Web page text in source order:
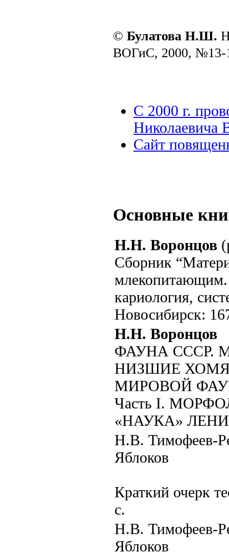
© Булатова Н.Ш.
ВОГиС, 2000, №13-
C 2000 г.
Николаевича
Сайт
Основные
Н.Н. Воронцов
Сборник
кариология,
Новосибирск:
Н.Н. Воронцов
ФАУНА СССР.
НИЗШИЕ
МИРОВОЙ
Часть I.
«НАУКА»
Н.В. Тимофеев-
Яблоков
Краткий очерк
c.
Н.В. Тимофеев-
Яблоков